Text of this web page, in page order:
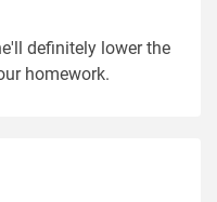
definitely lower the
homework.